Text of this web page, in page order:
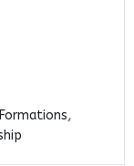
Formations,